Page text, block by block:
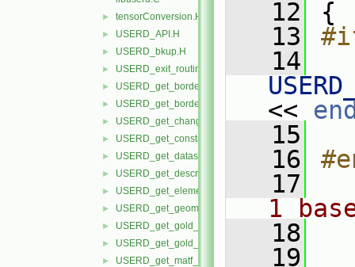
► tensorConversion.H
► USERD_API.H
► USERD_bkup.H
► USERD_exit_routine.H
► USERD_get_border_availability.H
► USERD_get_border_elements_by_type.H
► USERD_get_changing_geometry_status.H
► USERD_get_constant_val.H
► USERD_get_dataset_query_file_info.H
► USERD_get_descrip_lines.H
► USERD_get_element_label_status.H
► USERD_get_geom_timeset_number.H
► USERD_get_gold_part_build_info.H
► USERD_get_gold_variable_info.H
► USERD_get_matf_set_info.H
   12
{
   13
   14
<<
   15
   16
   17
1
   18
   19